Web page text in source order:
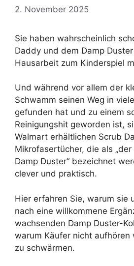
2. November 2025
Sie haben wahrscheinlich
Daddy und dem Damp
Hausarbeit zum Kinderspiel
Und während vor allem der
Schwamm seinen Weg in
gefunden hat und zu einem
Reinigungshit geworden ist,
Walmart erhältlichen Scrub
Mikrofasertücher, die als
Damp Duster“ bezeichnet
clever und praktisch.
Hier erfahren Sie, warum sie
nach eine willkommene
wachsenden Damp Duster-
warum Käufer nicht aufhören
zu schwärmen.